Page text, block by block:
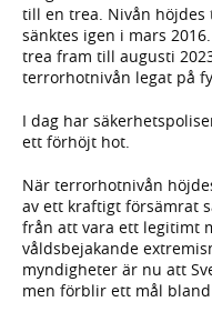
till en trea. Nivån höjdes
sänktes igen i mars
trea fram till augusti
terrorhotnivån legat på
I dag har
ett förhöjt hot.
När terrorhotnivån
av ett kraftigt försämrat
från att vara ett legitimt
våldsbejakande
myndigheter är nu att
men förblir ett mål